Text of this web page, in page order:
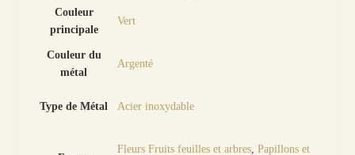
Couleur
principale
Vert
Couleur du
métal
Argenté
Type de Métal Acier inoxydable
Fleurs Fruits feuilles et arbres, Papillons et